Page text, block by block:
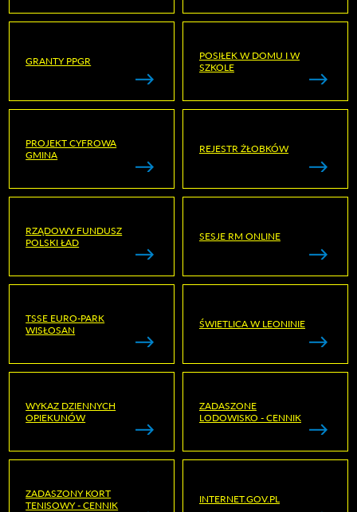
GRANTY PPGR
POSIŁEK W DOMU I W
SZKOLE
PROJEKT CYFROWA
GMINA
REJESTR ŻŁOBKÓW
RZĄDOWY FUNDUSZ
POLSKI ŁAD
SESJE RM ONLINE
TSSE EURO-PARK
WISŁOSAN
ŚWIETLICA W LEONINIE
WYKAZ DZIENNYCH
OPIEKUNÓW
ZADASZONE
LODOWISKO - CENNIK
ZADASZONY KORT
TENISOWY - CENNIK
INTERNET.GOV.PL